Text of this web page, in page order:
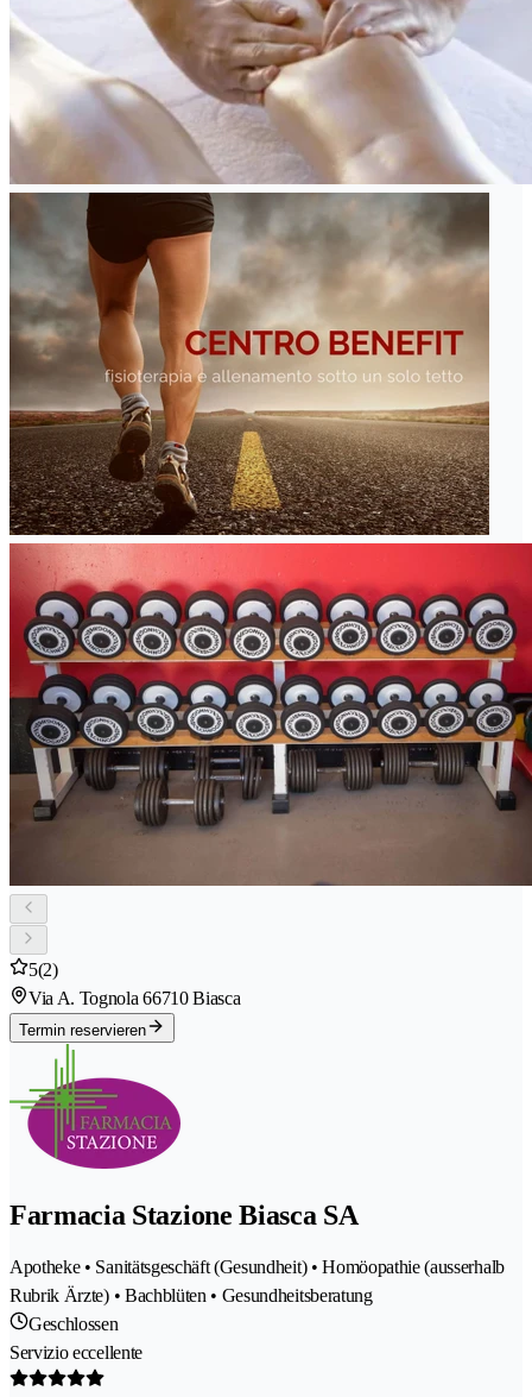
5(2)
Via A. Tognola 66710 Biasca
Termin reservieren
Farmacia Stazione Biasca SA
Apotheke • Sanitätsgeschäft (Gesundheit) • Homöopathie (ausserhalb
Rubrik Ärzte) • Bachblüten • Gesundheitsberatung
Geschlossen
Servizio eccellente